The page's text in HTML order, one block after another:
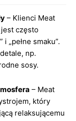
– Klienci Meat
często
„pełne smaku”.
np.
sosy.
– Meat
który
relaksującemu